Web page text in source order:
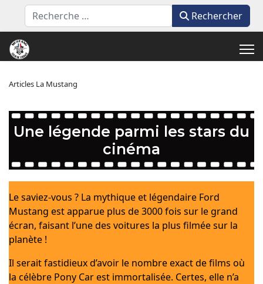
Rechercher Rechercher
Articles La Mustang
Une légende parmi les stars du
cinéma
Le saviez-vous ? La mythique et légendaire Ford
Mustang est apparue plus de 3000 fois sur le grand
écran, faisant l’une des voitures la plus filmée sur la
planète !
Il serait fastidieux d’avoir le nombre exact de films où
la célèbre Pony Car est immortalisée. Certes, elle n’a